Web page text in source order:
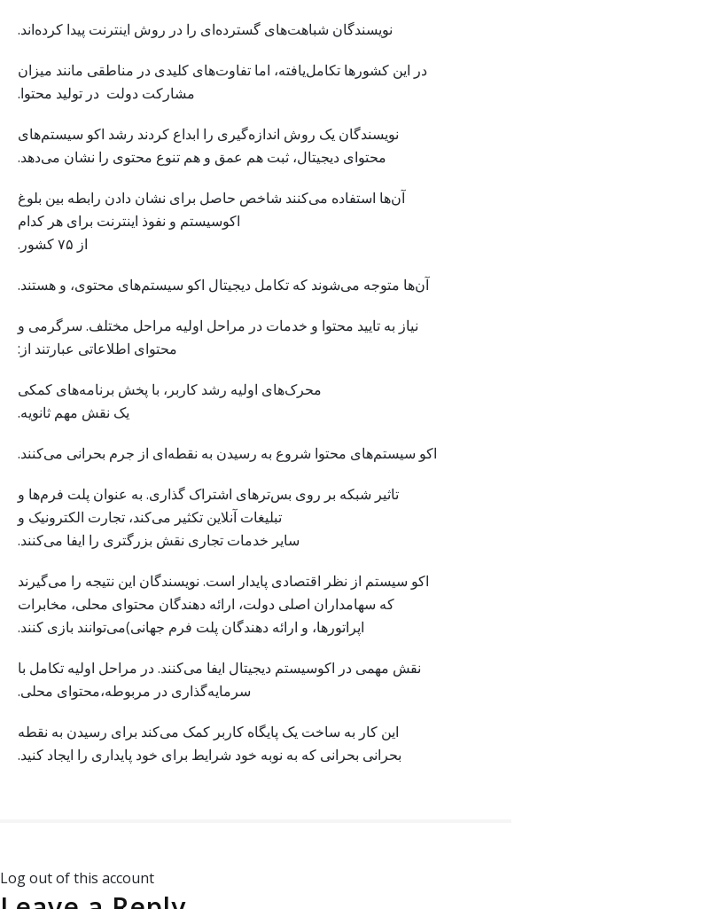
نویسندگان شباهت‌های گسترده‌ای را در روش اینترنت پیدا کرده‌اند.
در این کشورها تکامل‌یافته، اما تفاوت‌های کلیدی در مناطقی مانند میزان
مشارکت دولت در تولید محتوا.
نویسندگان یک روش اندازه‌گیری را ابداع کردند رشد اکو سیستم‌های
محتوای دیجیتال، ثبت هم عمق و هم تنوع محتوی را نشان می‌دهد.
آن‌ها استفاده می‌کنند شاخص حاصل برای نشان دادن رابطه بین بلوغ
اکوسیستم و نفوذ اینترنت برای هر کدام
از ۷۵ کشور.
آن‌ها متوجه می‌شوند که تکامل دیجیتال اکو سیستم‌های محتوی، و هستند.
نیاز به تایید محتوا و خدمات در مراحل اولیه مراحل مختلف. سرگرمی و
محتوای اطلاعاتی عبارتند از:
محرک‌های اولیه رشد کاربر، با پخش برنامه‌های کمکی
یک نقش مهم ثانویه.
اکو سیستم‌های محتوا شروع به رسیدن به نقطه‌ای از جرم بحرانی می‌کنند.
تاثیر شبکه بر روی بس‌ترهای اشتراک گذاری. به عنوان پلت فرم‌ها و
تبلیغات آنلاین تکثیر می‌کند، تجارت الکترونیک و
سایر خدمات تجاری نقش بزرگتری را ایفا می‌کنند.
اکو سیستم از نظر اقتصادی پایدار است. نویسندگان این نتیجه را می‌گیرند
که سهامداران اصلی دولت، ارائه دهندگان محتوای محلی، مخابرات
اپراتورها، و ارائه دهندگان پلت فرم جهانی)می‌توانند بازی کنند.
نقش مهمی در اکوسیستم دیجیتال ایفا می‌کنند. در مراحل اولیه تکامل با
سرمایه‌گذاری در مربوطه،محتوای محلی.
این کار به ساخت یک پایگاه کاربر کمک می‌کند برای رسیدن به نقطه
بحرانی بحرانی که به نوبه خود شرایط برای خود پایداری را ایجاد کنید.
Log out of this account